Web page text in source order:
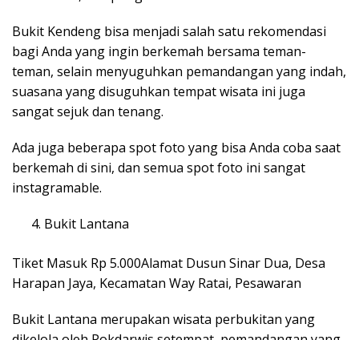
Bukit Kendeng bisa menjadi salah satu rekomendasi
bagi Anda yang ingin berkemah bersama teman-
teman, selain menyuguhkan pemandangan yang indah,
suasana yang disuguhkan tempat wisata ini juga
sangat sejuk dan tenang.
Ada juga beberapa spot foto yang bisa Anda coba saat
berkemah di sini, dan semua spot foto ini sangat
instagramable.
Bukit Lantana
Tiket Masuk Rp 5.000Alamat Dusun Sinar Dua, Desa
Harapan Jaya, Kecamatan Way Ratai, Pesawaran
Bukit Lantana merupakan wisata perbukitan yang